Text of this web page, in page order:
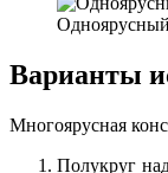
Варианты
Многоярусная
Полукруг